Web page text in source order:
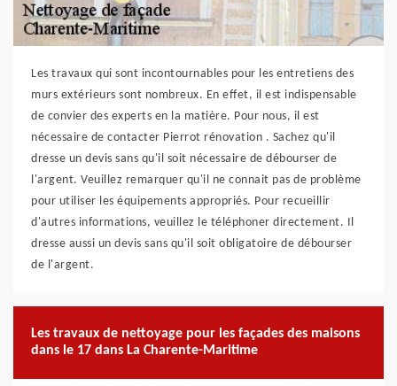
Les travaux qui sont incontournables pour les entretiens des
murs extérieurs sont nombreux. En effet, il est indispensable
de convier des experts en la matière. Pour nous, il est
nécessaire de contacter Pierrot rénovation . Sachez qu'il
dresse un devis sans qu'il soit nécessaire de débourser de
l'argent. Veuillez remarquer qu'il ne connait pas de problème
pour utiliser les équipements appropriés. Pour recueillir
d'autres informations, veuillez le téléphoner directement. Il
dresse aussi un devis sans qu'il soit obligatoire de débourser
de l'argent.
Les travaux de nettoyage pour les façades des maisons
dans le 17 dans La Charente-Maritime